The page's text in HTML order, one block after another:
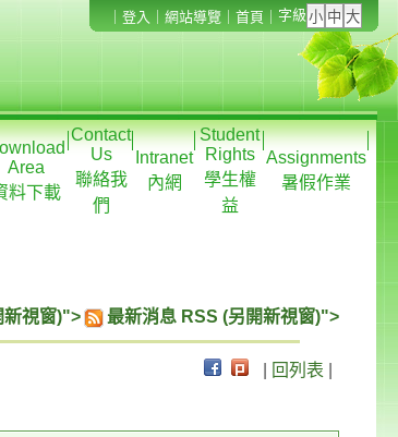
登入 網站導覽 首頁 字級
Area
料下載
Contact
Us
聯絡我
們
Intranet
內網
Student
Rights
學生權
益
Assignments
暑假作業
新視窗)"> 最新消息 RSS (另開新視窗)">
回列表